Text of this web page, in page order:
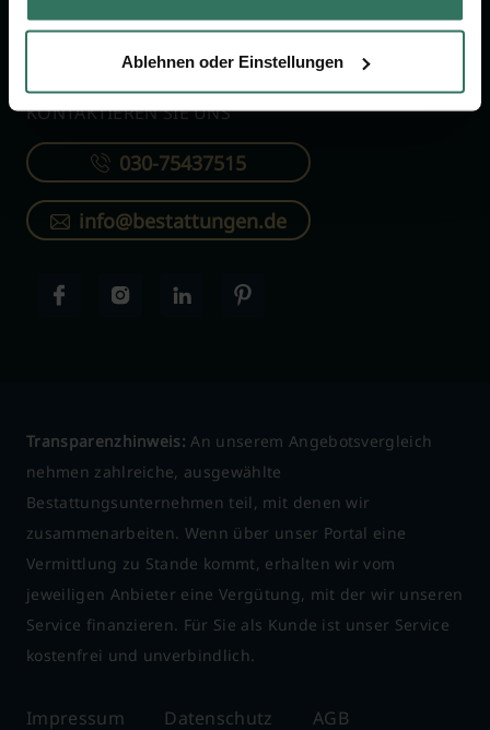
Ablehnen oder Einstellungen
KONTAKTIEREN SIE UNS
030-75437515
info@bestattungen.de
Transparenzhinweis: An unserem Angebotsvergleich
nehmen zahlreiche, ausgewählte
Bestattungsunternehmen teil, mit denen wir
zusammenarbeiten. Wenn über unser Portal eine
Vermittlung zu Stande kommt, erhalten wir vom
jeweiligen Anbieter eine Vergütung, mit der wir unseren
Service finanzieren. Für Sie als Kunde ist unser Service
kostenfrei und unverbindlich.
Impressum Datenschutz AGB